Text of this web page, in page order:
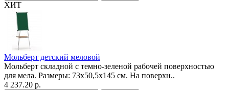
ХИТ
Мольберт детский меловой
Мольберт складной с темно-зеленой рабочей поверхностью
для мела. Размеры: 73х50,5х145 см. На поверхн..
4 237.20 р.